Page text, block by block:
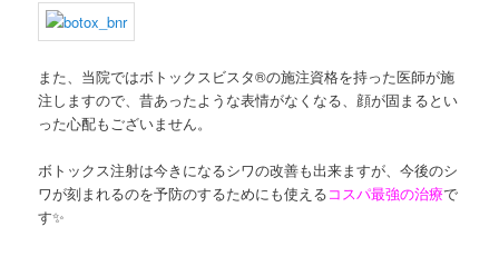
また、当院ではボトックスビスタ®の施注資格を持った医師が施
注しますので、昔あったような表情がなくなる、顔が固まるとい
った心配もございません。
ボトックス注射は今きになるシワの改善も出来ますが、今後のシ
ワが刻まれるのを予防のするためにも使えるコスパ最強の治療で
す✨